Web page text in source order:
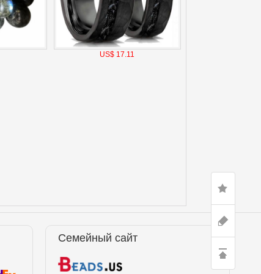
US$ 17.11
Семейный сайт